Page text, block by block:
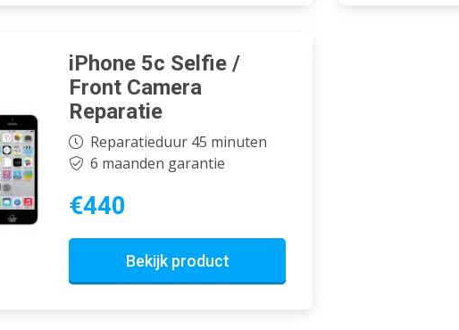
iPhone 5c Selfie /
Front Camera
Reparatie
Reparatieduur 45 minuten
6 maanden garantie
€440
Bekijk product